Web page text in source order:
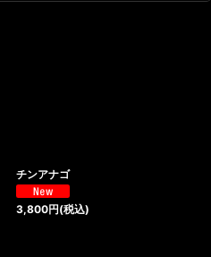
チンアナゴ
3,800円(税込)